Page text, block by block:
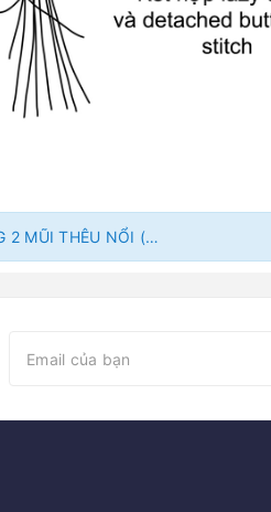
THÊU BÓ HOA CÚC BÉ XÍU XIU BẰNG 2 MŨI THÊU NỔI (có mẫu in)